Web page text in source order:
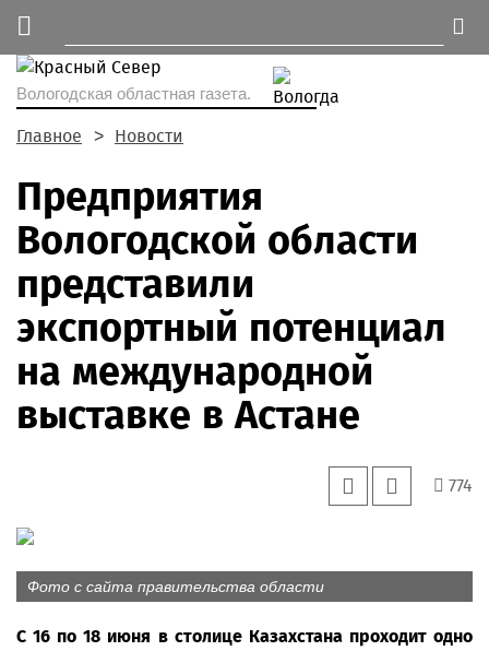
Вологодская областная газета.
Главное Новости
Предприятия
Вологодской области
представили
экспортный потенциал
на международной
выставке в Астане
774
Фото с сайта правительства области
С 16 по 18 июня в столице Казахстана проходит одно